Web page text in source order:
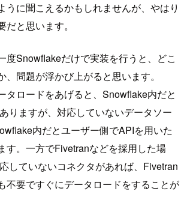
うに聞こえるかもしれませんが、やはり
と思います。
度Snowflakeだけで実装を行うと、どこ
、問題が浮かび上がると思います。
タロードをあげると、Snowflake内だと
りますが、対応していないデータソー
内だとユーザー側でAPIを用いた
す。一方でFivetranなどを採用した場
していないコネクタがあれば、Fivetran
不要ですぐにデータロードをすることが